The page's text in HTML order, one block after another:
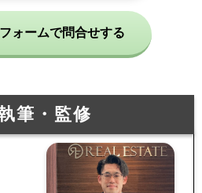
フォームで問合せする
筆・監修